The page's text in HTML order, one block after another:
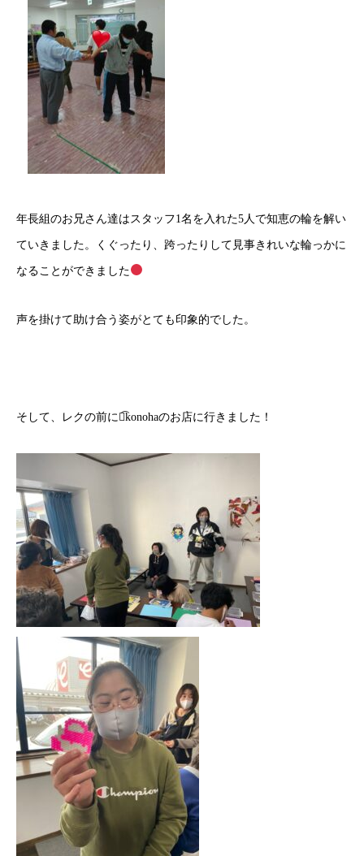
年長組のお兄さん達はスタッフ1名を入れた5人で知恵の輪を解い
ていきました。くぐったり、跨ったりして見事きれいな輪っかに
なることができました
声を掛けて助け合う姿がとても印象的でした。
そして、レクの前には͡konohaのお店に行きました！